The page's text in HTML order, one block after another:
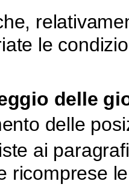
le
delle
delle
ai
ricomprese